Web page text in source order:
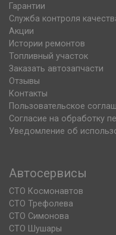
Гарантии
Служба контроля
Акции
Истории ремонтов
Топливный участок
Заказать автозапчасти
Отзывы
Контакты
Пользовательское
Согласие на обработку
Уведомление об
Автосервисы
СТО Космонавтов
СТО Трефолева
СТО Симонова
СТО Шушары